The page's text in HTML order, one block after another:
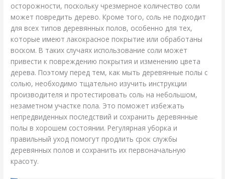
осторожности, поскольку чрезмерное количество соли
может повредить дерево. Кроме того, соль не подходит
для всех типов деревянных полов, особенно для тех,
которые имеют лакокрасное покрытие или обработаны
воском. В таких случаях использование соли может
привести к повреждению покрытия и изменению цвета
дерева. Поэтому перед тем, как мыть деревянные полы с
солью, необходимо тщательно изучить инструкции
производителя и протестировать соль на небольшом,
незаметном участке пола. Это поможет избежать
непредвиденных последствий и сохранить деревянные
полы в хорошем состоянии. Регулярная уборка и
правильный уход помогут продлить срок службы
деревянных полов и сохранить их первоначальную
красоту.